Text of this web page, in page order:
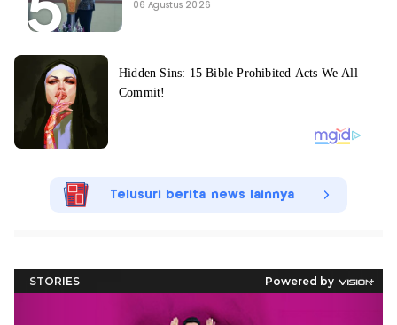
06 Agustus 2026
Telusuri berita news lainnya